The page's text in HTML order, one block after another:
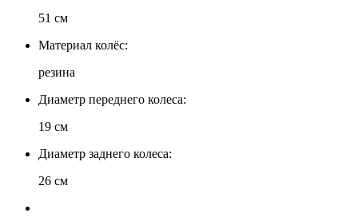
51 см
Материал колёс:
резина
Диаметр переднего колеса:
19 см
Диаметр заднего колеса:
26 см